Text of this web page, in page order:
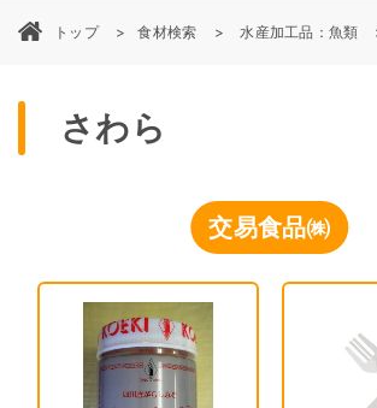
トップ 食材検索 水産加工品：魚類
さわら
交易食品㈱